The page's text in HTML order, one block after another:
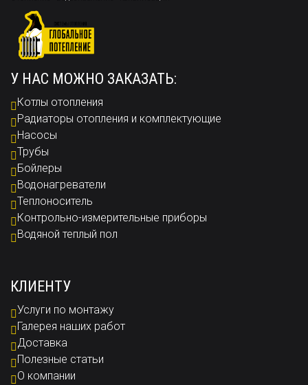
У НАС МОЖНО ЗАКАЗАТЬ:
Котлы отопления
Радиаторы отопления и комплектующие
Насосы
Трубы
Бойлеры
Водонагреватели
Теплоноситель
Контрольно-измерительные приборы
Водяной теплый пол
КЛИЕНТУ
Услуги по монтажу
Галерея наших работ
Доставка
Полезные статьи
О компании